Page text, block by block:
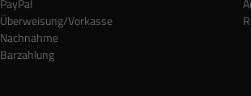
PayPal
Überweisung/Vorkasse
Nachnahme
Barzahlung